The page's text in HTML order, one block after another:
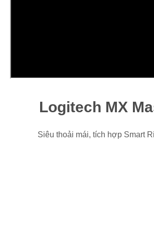
Logitech MX
Siêu thoải mái, tích hợp Smart